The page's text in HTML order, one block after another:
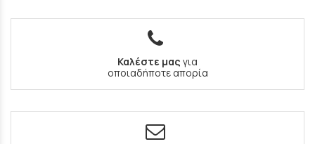
Καλέστε μας για
οποιαδήποτε απορία